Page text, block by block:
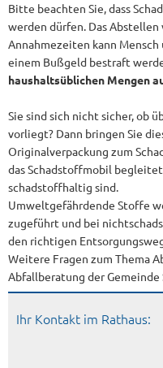
Bitte beachten Sie, dass
werden dürfen. Das
Annahmezeiten kann
einem Bußgeld bestraft
haushaltsüblichen Mengen
Sie sind sich nicht sicher, ob
vorliegt? Dann bringen Sie
Originalverpackung zum
das Schadstoffmobil
schadstoffhaltig sind.
Umweltgefährdende Stoffe
zugeführt und bei
den richtigen
Weitere Fragen zum Thema
Abfallberatung der Gemeinde
Ihr Kontakt im Rathaus: